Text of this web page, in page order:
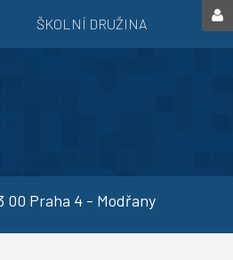
ŠKOLNÍ DRUŽINA
Praha 4 - Modřany